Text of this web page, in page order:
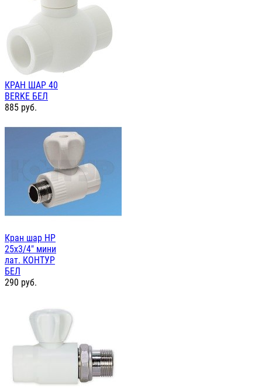
КРАН ШАР 40
BERKE БЕЛ
885 руб.
Кран шар НР
25х3/4" мини
лат. КОНТУР
БЕЛ
290 руб.